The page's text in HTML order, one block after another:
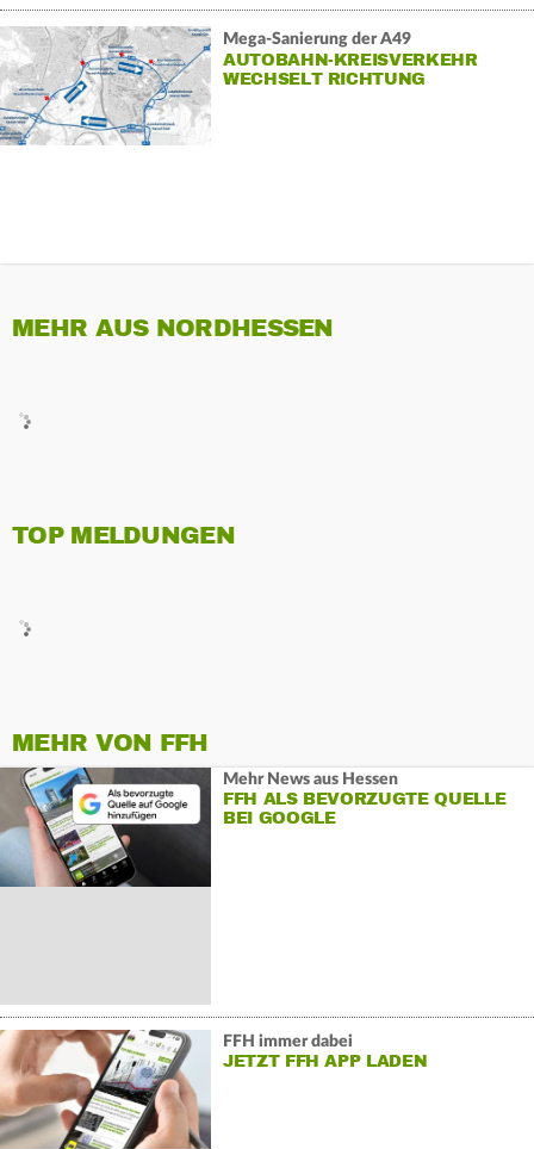
Mega-Sanierung der A49
AUTOBAHN-KREISVERKEHR
WECHSELT RICHTUNG
MEHR AUS NORDHESSEN
TOP MELDUNGEN
MEHR VON FFH
Mehr News aus Hessen
FFH ALS BEVORZUGTE QUELLE
BEI GOOGLE
FFH immer dabei
JETZT FFH APP LADEN